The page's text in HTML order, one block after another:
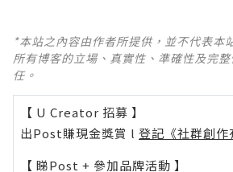
*本站之內容由作者所提供，並不代表本
所有博客的立場、真實性、準確性及完
任。
【 U Creator 招募 】
出Post賺現金獎賞 l 登記《社群創作
【 睇Post + 參加品牌活動 】